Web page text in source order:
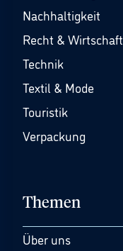
Nachhaltigkeit
Recht & Wirtschaft
Technik
Textil & Mode
Touristik
Verpackung
Themen
Über uns